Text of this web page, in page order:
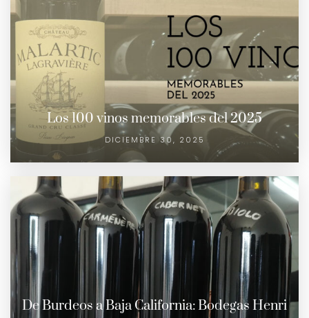
Los 100 vinos memorables del 2025
DICIEMBRE 30, 2025
De Burdeos a Baja California: Bodegas Henri